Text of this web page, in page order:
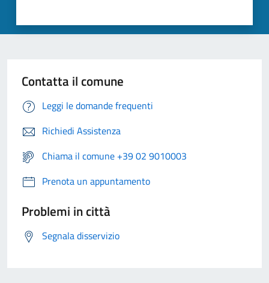
Contatta il comune
Leggi le domande frequenti
Richiedi Assistenza
Chiama il comune +39 02 9010003
Prenota un appuntamento
Problemi in città
Segnala disservizio